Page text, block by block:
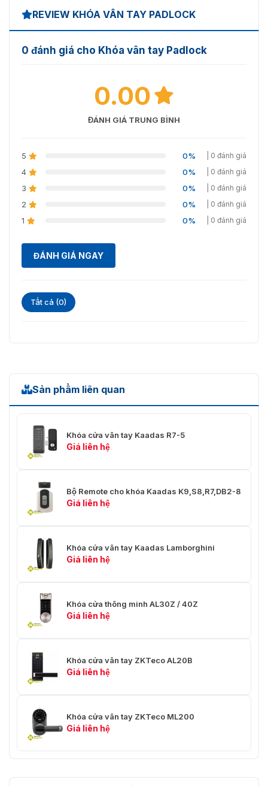
Ảnh thực tế zkteco padlock
Liên hệ ngay với chúng tôi qua số Hotline: 093.6611.372
để nhận hỗ trợ nhanh nhất, tư vấn miễn phí!!!
REVIEW KHÓA VÂN TAY PADLOCK
0 đánh giá cho Khóa vân tay Padlock
0.00
ĐÁNH GIÁ TRUNG BÌNH
5 0% | 0 đánh giá
4 0% | 0 đánh giá
3 0% | 0 đánh giá
2 0% | 0 đánh giá
1 0% | 0 đánh giá
ĐÁNH GIÁ NGAY
Tất cả (0)
Sản phẩm liên quan
Khóa cửa vân tay Kaadas R7-5
Giá liên hệ
Bộ Remote cho khóa Kaadas K9,S8,R7,DB2-8
Giá liên hệ
Khóa cửa vân tay Kaadas Lamborghini
Giá liên hệ
Khóa cửa thông minh AL30Z / 40Z
Giá liên hệ
Khóa cửa vân tay ZKTeco AL20B
Giá liên hệ
Khóa cửa vân tay ZKTeco ML200
Giá liên hệ